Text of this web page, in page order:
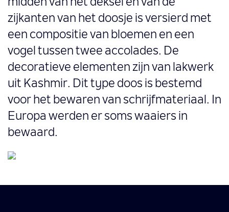
midden van het deksel en van de
zijkanten van het doosje is versierd met
een compositie van bloemen en een
vogel tussen twee accolades. De
decoratieve elementen zijn van lakwerk
uit Kashmir. Dit type doos is bestemd
voor het bewaren van schrijfmateriaal. In
Europa werden er soms waaiers in
bewaard.